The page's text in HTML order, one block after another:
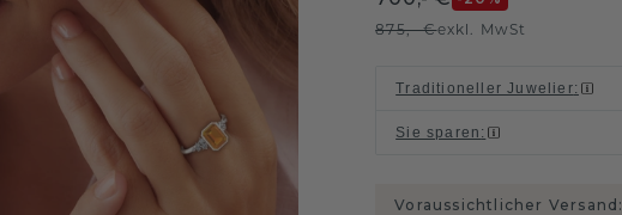
875,- €exkl. MwSt
Traditioneller Juwelier:
Sie sparen :
Voraussichtlicher Versand: